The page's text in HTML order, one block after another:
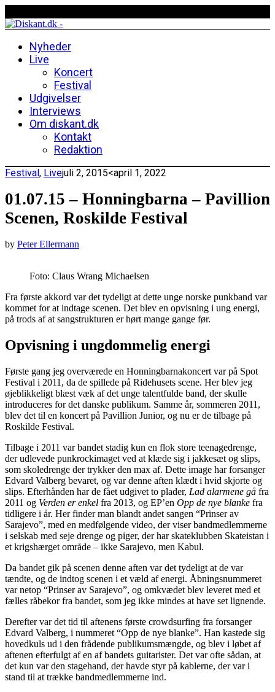
Nyheder
Live
Koncert
Festival
Udgivelser
Interviews
Om diskant.dk
Kontakt
Redaktion
Festival, Livejuli 2, 2015<april 1, 2022
01.07.15 – Honningbarna – Pavillion
Scenen, Roskilde Festival
by Peter Ellermann
Foto: Claus Wrang Michaelsen
Fra første akkord var det tydeligt at dette unge norske punkband var
kommet for at indtage scenen. Det blev en opvisning i ung energi,
på trods af at sangstrukturen er hørt mange gange før.
Opvisning i ungdommelig energi
Første gang jeg overværede en Honningbarnakoncert var på Spot
Festival i 2011, da de spillede på Ridehusets scene. Her blev jeg
øjeblikkeligt blæst væk af det unge talentfulde band, der skulle
introduceres for det danske publikum. Samme år, sommeren 2011,
blev det til en koncert på Pavillion Junior, og nu er de tilbage på
Roskilde Festival.
Tilbage i 2011 var bandet stadig kun en flok store teenagedrenge,
der udlevede punkrockimaget ved at klæde sig i jakkesæt og slips,
som skoledrenge der trykker den max af. Dette image har forsanger
Edvard Valberg bevaret, og var denne aften klædt i hvid skjorte og
slips. Efterhånden har de fået udgivet to plader, Lad alarmene gå fra
2011 og Verden er enkel fra 2013, og EP’en Opp de nye blanke fra
tidligere i år. Her finder man blandt andet sangen “Prinser av
Sarajevo”, med en medfølgende video, der viser bandmedlemmerne
i selskab med seje drenge og piger, der har skateklubben Skateistan i
et krigshærget område – ikke Sarajevo, men Kabul.
Da bandet gik på scenen denne aften var det tydeligt at de var
tændte, og de indtog scenen i et væld af energi. Åbningsnummeret
var netop “Prinser av Sarajevo”, og omkvædet blev leveret med et
fælles råbekor fra bandet, som jeg ikke mindes at have set lignende.
Derefter var det tid til aftenens første crowdsurfing fra forsanger
Edvard Valberg, i nummeret “Opp de nye blanke”. Han kastede sig
hovedkuls ud i den frådende publikumsmængde, og blev i løbet af
aftenen efterfulgt af en af bandets guitarister. Det var ofte sådan, at
det kun var den stagehand, der havde styr på kablerne, der var i
stand til at trække bandmedlemmerne ind.